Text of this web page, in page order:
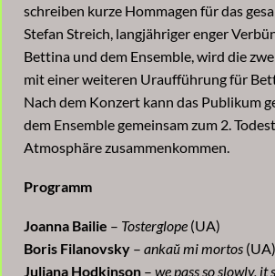
schreiben kurze Hommagen für das
Stefan Streich, langjähriger enger
Bettina und dem Ensemble, wird die
mit einer weiteren Uraufführung für
Nach dem Konzert kann das Publikum
dem Ensemble gemeinsam zum 2.
Atmosphäre zusammenkommen.
Programm
Joanna Bailie – Tosterglope (UA)
Boris Filanovsky – ankaŭ mi mortos (UA)
Juliana Hodkinson – we pass so slowly, it